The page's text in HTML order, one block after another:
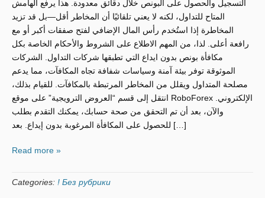
التسجيل والحصول على البونص خلال دقائق معدودة. هذا يرفع الهامش
المتاح للتداول، لكنه لا يعني تلقائيًا أن المخاطر أقل—بل قد تزيد
المخاطرة إذا استُخدم رأس المال الإضافي لفتح صفقات أكبر أو مع
رافعة أعلى. لذا، من المهم الاطلاع على الشروط والأحكام الخاصة بكل
مكافأة بونص بدون ايداع التي تطبقها شركات التداول. الشركات
الموثوقة توفر بيئة آمنة وسياسات شفافة تجاه المكافآت، مما يدعم
مصلحة المتداول ويقلل من المخاطر المرتبطة بالمكافآت. للقيام بذلك،
انتقل إلى قسم “العروض الترويجية” على موقع RoboForex الإلكتروني.
والآن، بعد أن تم التحقق من صحة حسابك، يمكنك التقدم بطلب
للحصول على المكافأة المرغوبة بدون إيداع. بعد […]
Read more »
Categories: ! Без рубрики